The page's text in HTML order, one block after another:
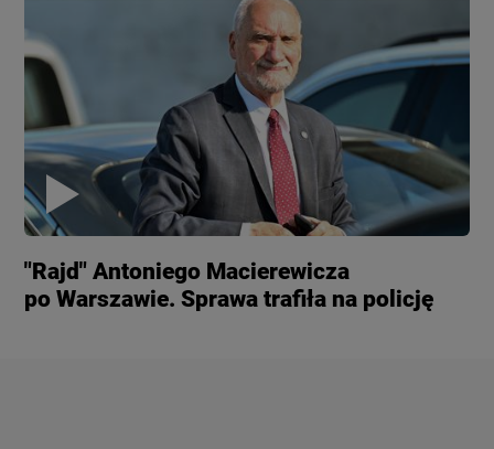
"Rajd" Antoniego Macierewicza
po Warszawie. Sprawa trafiła na policję